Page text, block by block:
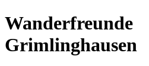
Wanderfreunde
Grimlinghausen